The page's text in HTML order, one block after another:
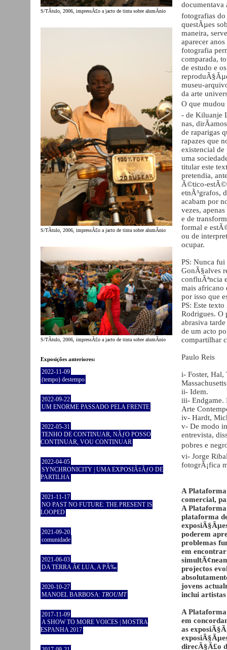
S/TÃ­tulo, 2006, impressÃ£o a jacto de tinta sobre alumÃ­nio
S/TÃ­tulo, 2006, impressÃ£o a jacto de tinta sobre alumÃ­nio
S/TÃ­tulo, 2006, impressÃ£o a jacto de tinta sobre alumÃ­nio
Exposições anteriores:
2022-11-09
(tempo) destempo
2022-09-22
UM ENORME PASSADO PELA FRENTE
2022-05-31
TENHO DE CONTINUAR, NÃƒO POSSO
CONTINUAR, VOU CONTINUAR
2022-04-05
SYNCHRONICITY | UMA EXPOSIÃ‡ÃƒO DE
PARTILHA
2021-11-17
NO PAST NO FUTURE: THE PRESENT IS
LOOPED
2021-09-20
comunidade
2021-06-03
DA TERRA Ã€ LUA, A PÃ‰
2020-10-27
MANOEL BARBOSA: TROUMT
2017-11-09
A SHOW TO MORE VOICES | MOSTRA
ESPANHA 2017
documentava
fotografias
questÃµes
maneira,
aparecer
fotografia
comparada,
de estudo e
museu-
da arte
O que mudou
- de Kiluanje
nas,
de raparigas
rapazes que
existencial de
uma
titular este
pretendia,
Ã©tico-
etnÃ³grafos,
acabam por
vezes,
e de
formal e
ou de
ocupar.
PS: Nunca
GonÃ§alves
confluÃªncia
mais africano
por isso que
PS: Este
Rodrigues. O
abrasiva
de um acto
compartilhar
Paulo Reis
i- Foster, Hal,
ii- Idem.
iii- Endgame.
Arte
iv- Hardt,
v- De modo
entrevista,
pobres e
vi- Jorge
fotogrÃ¡fica
A
comercial,
A
plataforma
poderem
problemas
em
projectos
jovens
inclui artistas
A
em
as
direcÃ§Ã£o